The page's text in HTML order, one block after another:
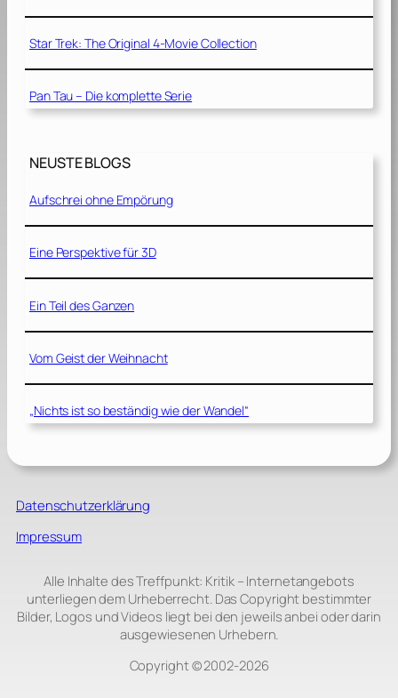
Star Trek: The Original 4-Movie Collection
Pan Tau – Die komplette Serie
NEUSTE BLOGS
Aufschrei ohne Empörung
Eine Perspektive für 3D
Ein Teil des Ganzen
Vom Geist der Weihnacht
„Nichts ist so beständig wie der Wandel“
Datenschutzerklärung
Impressum
Alle Inhalte des Treffpunkt: Kritik – Internetangebots
unterliegen dem Urheberrecht. Das Copyright bestimmter
Bilder, Logos und Videos liegt bei den jeweils anbei oder darin
ausgewiesenen Urhebern.
Copyright © 2002‑2026